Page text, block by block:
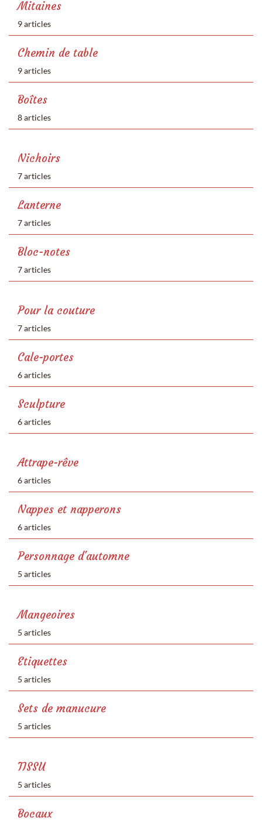
Mitaines
9 articles
Chemin de table
9 articles
Boîtes
8 articles
Nichoirs
7 articles
Lanterne
7 articles
Bloc-notes
7 articles
Pour la couture
7 articles
Cale-portes
6 articles
Sculpture
6 articles
Attrape-rêve
6 articles
Nappes et napperons
6 articles
Personnage d'automne
5 articles
Mangeoires
5 articles
Etiquettes
5 articles
Sets de manucure
5 articles
TISSU
5 articles
Bocaux